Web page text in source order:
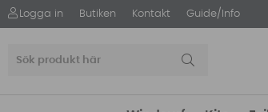
Logga in Butiken Kontakt Guide/Info